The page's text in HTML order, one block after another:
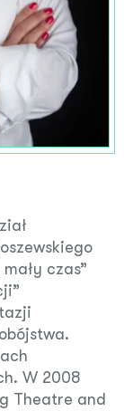
czas”
W 2008
Theatre and